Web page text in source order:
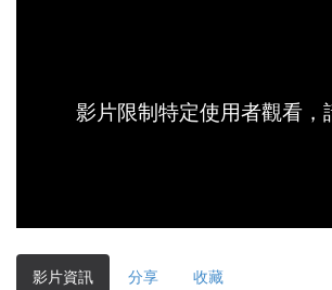
影片限制特定使用者觀看，
影片資訊 分享 收藏